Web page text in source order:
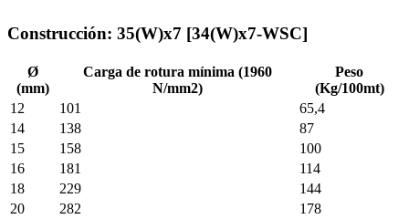
Construcción: 35(W)x7 [34(W)x7-WSC]
Ø
(mm)
Carga de rotura mínima (1960
N/mm2)
Peso
(Kg/100mt)
12
101
65,4
14
138
87
15
158
100
16
181
114
18
229
144
20
282
178